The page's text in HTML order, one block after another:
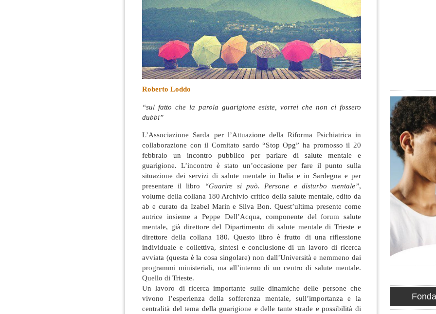
Roberto Loddo
“sul fatto che la parola guarigione esiste, vorrei che non ci fossero
dubbi”
L’Associazione Sarda per l’Attuazione della Riforma Psichiatrica in
collaborazione con il Comitato sardo “Stop Opg” ha promosso il 20
febbraio un incontro pubblico per parlare di salute mentale e
guarigione. L’incontro è stato un’occasione per fare il punto sulla
situazione dei servizi di salute mentale in Italia e in Sardegna e per
presentare il libro
“Guarire si può. Persone e disturbo mentale”,
volume della collana 180 Archivio critico della salute mentale, edito da
ab e curato da Izabel Marin e Silva Bon. Quest’ultima presente come
autrice insieme a Peppe Dell’Acqua, componente del forum salute
mentale, già direttore del Dipartimento di salute mentale di Trieste e
direttore della collana 180. Questo libro è frutto di una riflessione
individuale e collettiva, sintesi e conclusione di un lavoro di ricerca
avviata (questa è la cosa singolare) non dall’Università e nemmeno dai
programmi ministeriali, ma all’interno di un centro di salute mentale.
Quello di Trieste.
Un lavoro di ricerca importante sulle dinamiche delle persone che
vivono l’esperienza della sofferenza mentale, sull’importanza e la
centralità del tema della guarigione e delle tante strade e possibilità di